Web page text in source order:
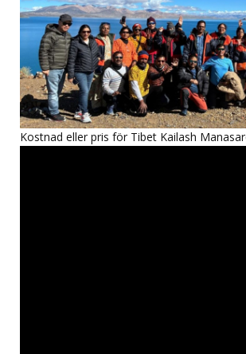
Kostnad eller pris för Tibet Kailash